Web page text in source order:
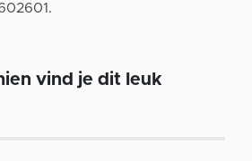
.
vind je dit leuk